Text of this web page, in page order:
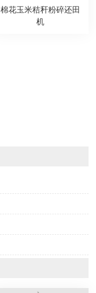
棉花玉米秸秆粉碎还田
机